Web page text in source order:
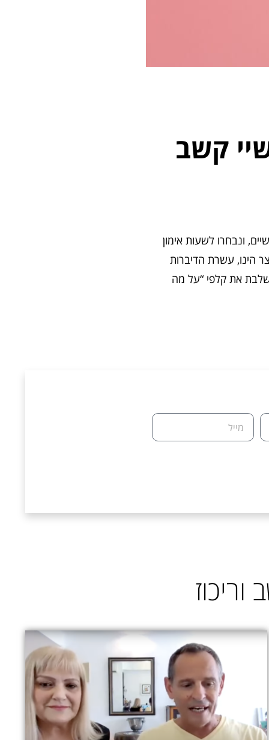
קשב
ונבחרו לשעות אימון
הינו, עשרת הדיברות
את קלפי “על מה